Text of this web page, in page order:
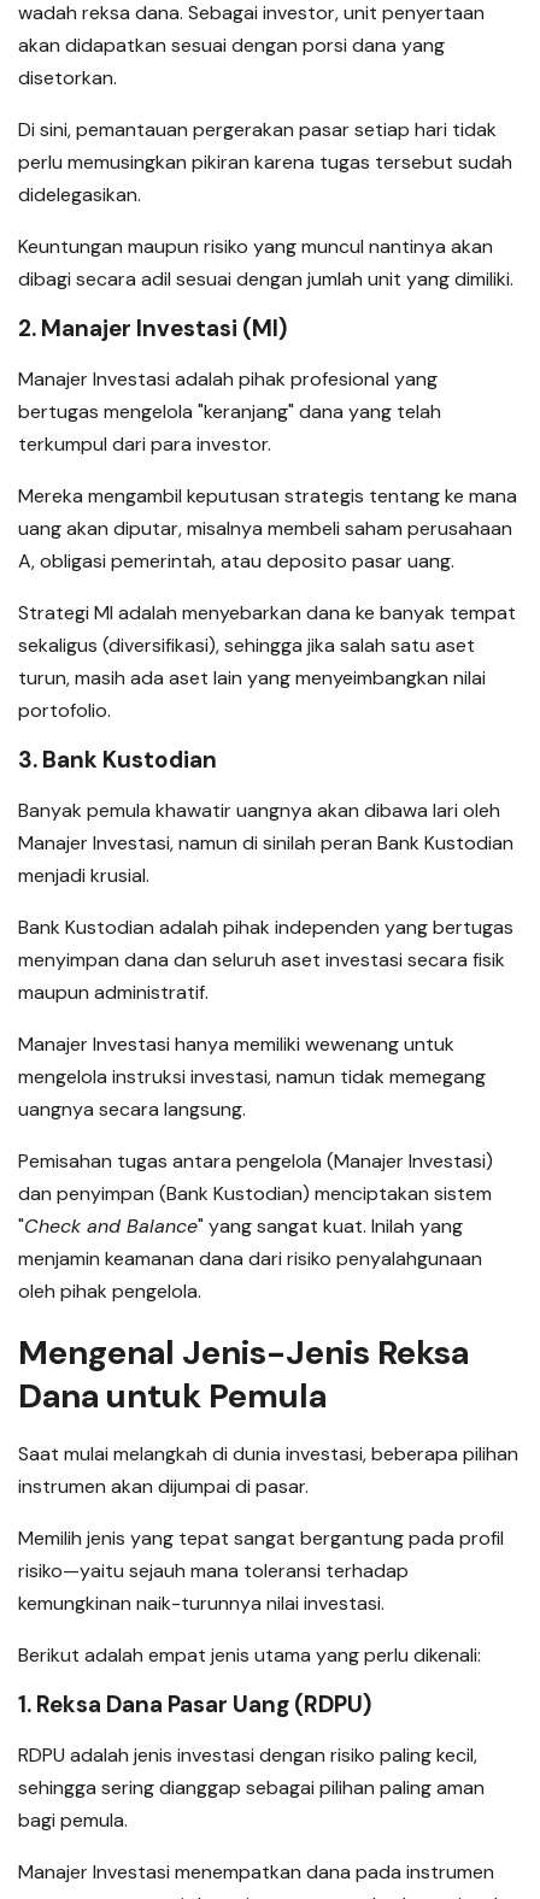
wadah reksa dana. Sebagai investor, unit penyertaan
akan didapatkan sesuai dengan porsi dana yang
disetorkan.
Di sini, pemantauan pergerakan pasar setiap hari tidak
perlu memusingkan pikiran karena tugas tersebut sudah
didelegasikan.
Keuntungan maupun risiko yang muncul nantinya akan
dibagi secara adil sesuai dengan jumlah unit yang dimiliki.
2. Manajer Investasi (MI)
Manajer Investasi adalah pihak profesional yang
bertugas mengelola "keranjang" dana yang telah
terkumpul dari para investor.
Mereka mengambil keputusan strategis tentang ke mana
uang akan diputar, misalnya membeli saham perusahaan
A, obligasi pemerintah, atau deposito pasar uang.
Strategi MI adalah menyebarkan dana ke banyak tempat
sekaligus (diversifikasi), sehingga jika salah satu aset
turun, masih ada aset lain yang menyeimbangkan nilai
portofolio.
3. Bank Kustodian
Banyak pemula khawatir uangnya akan dibawa lari oleh
Manajer Investasi, namun di sinilah peran Bank Kustodian
menjadi krusial.
Bank Kustodian adalah pihak independen yang bertugas
menyimpan dana dan seluruh aset investasi secara fisik
maupun administratif.
Manajer Investasi hanya memiliki wewenang untuk
mengelola instruksi investasi, namun tidak memegang
uangnya secara langsung.
Pemisahan tugas antara pengelola (Manajer Investasi)
dan penyimpan (Bank Kustodian) menciptakan sistem
"Check and Balance" yang sangat kuat. Inilah yang
menjamin keamanan dana dari risiko penyalahgunaan
oleh pihak pengelola.
Mengenal Jenis-Jenis Reksa
Dana untuk Pemula
Saat mulai melangkah di dunia investasi, beberapa pilihan
instrumen akan dijumpai di pasar.
Memilih jenis yang tepat sangat bergantung pada profil
risiko—yaitu sejauh mana toleransi terhadap
kemungkinan naik-turunnya nilai investasi.
Berikut adalah empat jenis utama yang perlu dikenali:
1. Reksa Dana Pasar Uang (RDPU)
RDPU adalah jenis investasi dengan risiko paling kecil,
sehingga sering dianggap sebagai pilihan paling aman
bagi pemula.
Manajer Investasi menempatkan dana pada instrumen